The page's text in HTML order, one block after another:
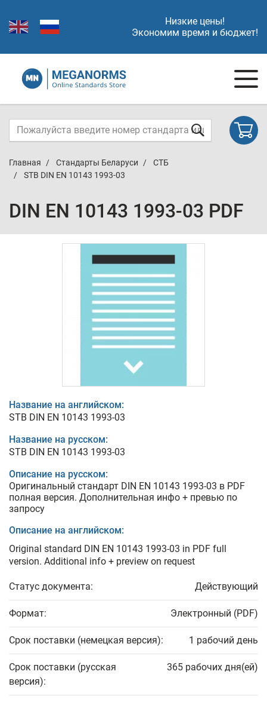
Низкие цены!
Экономим время и бюджет!
Главная Стандарты Беларуси
СТБ
STB DIN EN 10143 1993-03
DIN EN 10143 1993-03 PDF
Название на английском:
STB DIN EN 10143 1993-03
Название на русском:
STB DIN EN 10143 1993-03
Описание на русском:
Оригинальный стандарт DIN EN 10143 1993-03 в PDF
полная версия. Дополнительная инфо + превью по
запросу
Описание на английском:
Original standard DIN EN 10143 1993-03 in PDF full
version. Additional info + preview on request
Статус документа: Действующий
Формат: Электронный (PDF)
Срок поставки (немецкая версия): 1 рабочий день
Срок поставки (русская
версия):
365 рабочих дня(ей)